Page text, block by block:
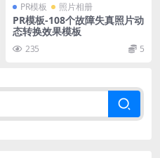
PR模板 照片相册
PR模板-108个故障失真照片动
态转换效果模板
235 5